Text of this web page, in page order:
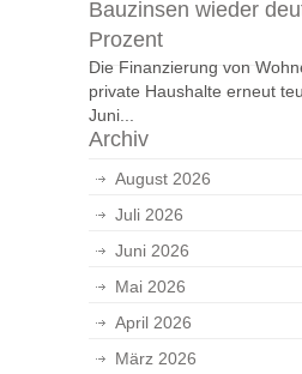
Bauzinsen wieder
Prozent
Die Finanzierung von
private Haushalte erneut
Juni...
Archiv
August 2026
Juli 2026
Juni 2026
Mai 2026
April 2026
März 2026